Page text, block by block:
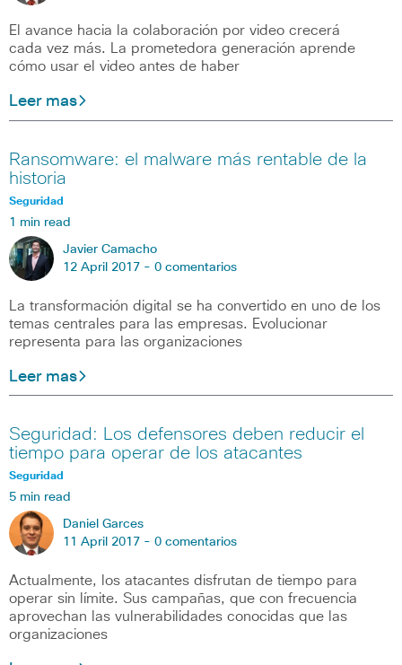
El avance hacia la colaboración por video crecerá
cada vez más. La prometedora generación aprende
cómo usar el video antes de haber
Leer mas
Ransomware: el malware más rentable de la
historia
Seguridad
1 min read
Javier Camacho
12 April 2017 - 0 comentarios
La transformación digital se ha convertido en uno de los
temas centrales para las empresas. Evolucionar
representa para las organizaciones
Leer mas
Seguridad: Los defensores deben reducir el
tiempo para operar de los atacantes
Seguridad
5 min read
Daniel Garces
11 April 2017 - 0 comentarios
Actualmente, los atacantes disfrutan de tiempo para
operar sin límite. Sus campañas, que con frecuencia
aprovechan las vulnerabilidades conocidas que las
organizaciones